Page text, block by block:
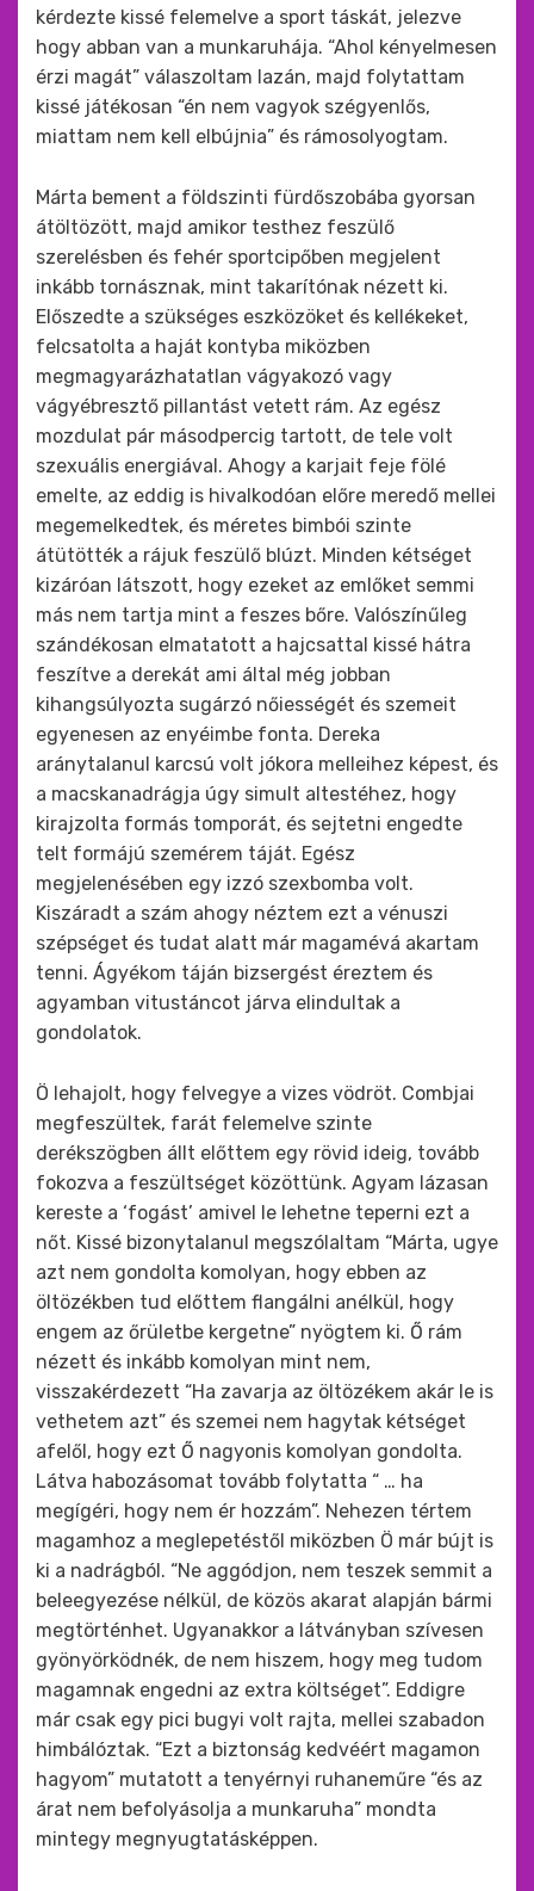
kérdezte kissé felemelve a sport táskát, jelezve
hogy abban van a munkaruhája. “Ahol kényelmesen
érzi magát” válaszoltam lazán, majd folytattam
kissé játékosan “én nem vagyok szégyenlős,
miattam nem kell elbújnia” és rámosolyogtam.
Márta bement a földszinti fürdőszobába gyorsan
átöltözött, majd amikor testhez feszülő
szerelésben és fehér sportcipőben megjelent
inkább tornásznak, mint takarítónak nézett ki.
Előszedte a szükséges eszközöket és kellékeket,
felcsatolta a haját kontyba miközben
megmagyarázhatatlan vágyakozó vagy
vágyébresztő pillantást vetett rám. Az egész
mozdulat pár másodpercig tartott, de tele volt
szexuális energiával. Ahogy a karjait feje fölé
emelte, az eddig is hivalkodóan előre meredő mellei
megemelkedtek, és méretes bimbói szinte
átütötték a rájuk feszülő blúzt. Minden kétséget
kizáróan látszott, hogy ezeket az emlőket semmi
más nem tartja mint a feszes bőre. Valószínűleg
szándékosan elmatatott a hajcsattal kissé hátra
feszítve a derekát ami által még jobban
kihangsúlyozta sugárzó nőiességét és szemeit
egyenesen az enyéimbe fonta. Dereka
aránytalanul karcsú volt jókora melleihez képest, és
a macskanadrágja úgy simult altestéhez, hogy
kirajzolta formás tomporát, és sejtetni engedte
telt formájú szemérem táját. Egész
megjelenésében egy izzó szexbomba volt.
Kiszáradt a szám ahogy néztem ezt a vénuszi
szépséget és tudat alatt már magamévá akartam
tenni. Ágyékom táján bizsergést éreztem és
agyamban vitustáncot járva elindultak a
gondolatok.
Ö lehajolt, hogy felvegye a vizes vödröt. Combjai
megfeszültek, farát felemelve szinte
derékszögben állt előttem egy rövid ideig, tovább
fokozva a feszültséget közöttünk. Agyam lázasan
kereste a ‘fogást’ amivel le lehetne teperni ezt a
nőt. Kissé bizonytalanul megszólaltam “Márta, ugye
azt nem gondolta komolyan, hogy ebben az
öltözékben tud előttem flangálni anélkül, hogy
engem az őrületbe kergetne” nyögtem ki. Ő rám
nézett és inkább komolyan mint nem,
visszakérdezett “Ha zavarja az öltözékem akár le is
vethetem azt” és szemei nem hagytak kétséget
afelől, hogy ezt Ő nagyonis komolyan gondolta.
Látva habozásomat tovább folytatta “ … ha
megígéri, hogy nem ér hozzám”. Nehezen tértem
magamhoz a meglepetéstől miközben Ö már bújt is
ki a nadrágból. “Ne aggódjon, nem teszek semmit a
beleegyezése nélkül, de közös akarat alapján bármi
megtörténhet. Ugyanakkor a látványban szívesen
gyönyörködnék, de nem hiszem, hogy meg tudom
magamnak engedni az extra költséget”. Eddigre
már csak egy pici bugyi volt rajta, mellei szabadon
himbálóztak. “Ezt a biztonság kedvéért magamon
hagyom” mutatott a tenyérnyi ruhaneműre “és az
árat nem befolyásolja a munkaruha” mondta
mintegy megnyugtatásképpen.